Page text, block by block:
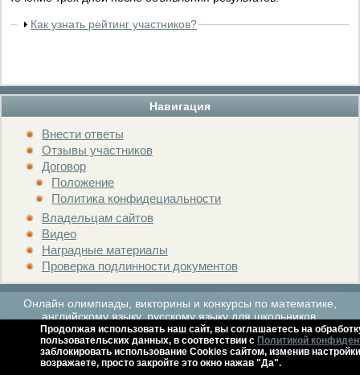
Навигация
Внести ответы
Отзывы участников
Договор
Положение
Политика конфидециальности
Владельцам сайтов
Видео
Наградные материалы
Проверка подлинности документов
Как узнать рейтинг участников?
Онлайн олимпиады, викторины и конкурсы по математике,
английскому языку, русскому языку для школьников.
Расписание мероприятий Архив Контакты Справка
Продолжая использовать наш сайт, вы соглашаетесь на
пользовательских данных, в соответствии с Политикой
заблокировать использование Cookies сайтом, изменив
возражаете, просто закройте это окно нажав "Да".